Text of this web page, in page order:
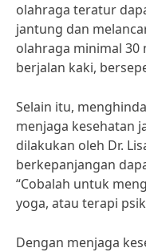
olahraga teratur
jantung dan
olahraga minimal 30
berjalan kaki,
Selain itu,
menjaga kesehatan
dilakukan oleh Dr.
berkepanjangan
“Cobalah untuk
yoga, atau terapi
Dengan menjaga